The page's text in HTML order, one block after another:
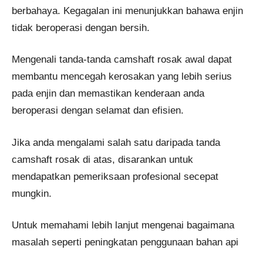
berbahaya. Kegagalan ini menunjukkan bahawa enjin
tidak beroperasi dengan bersih.
Mengenali tanda-tanda camshaft rosak awal dapat
membantu mencegah kerosakan yang lebih serius
pada enjin dan memastikan kenderaan anda
beroperasi dengan selamat dan efisien.
Jika anda mengalami salah satu daripada tanda
camshaft rosak di atas, disarankan untuk
mendapatkan pemeriksaan profesional secepat
mungkin.
Untuk memahami lebih lanjut mengenai bagaimana
masalah seperti peningkatan penggunaan bahan api